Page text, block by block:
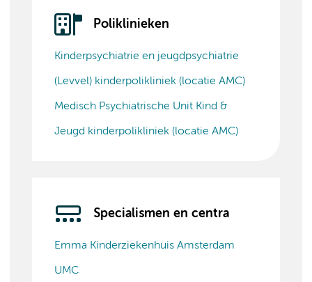
Poliklinieken
Kinderpsychiatrie en jeugdpsychiatrie
(Levvel) kinderpolikliniek (locatie AMC)
Medisch Psychiatrische Unit Kind &
Jeugd kinderpolikliniek (locatie AMC)
Specialismen en centra
Emma Kinderziekenhuis Amsterdam
UMC